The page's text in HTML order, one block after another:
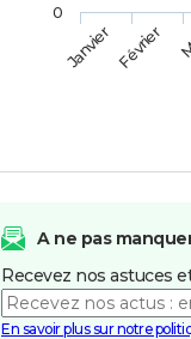
JanvierFévrier
0
A ne pas
Recevez nos astuces
En savoir plus sur notre